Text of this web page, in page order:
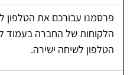
פרסמנו עבורכם את הטלפון
הלקוחות של החברה בעמוד
הטלפון לשיחה ישירה.